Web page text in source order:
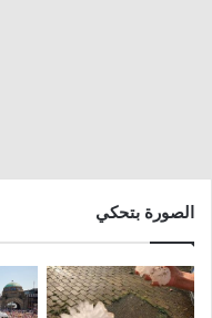
الصورة بتحكي